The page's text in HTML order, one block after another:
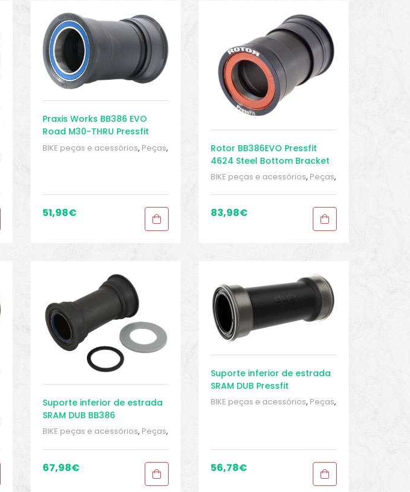
Praxis Works BB386 EVO
Road M30-THRU Pressfit
Bottom Bracket
BIKE peças e acessórios, Peças,
51,98€
Rotor BB386EVO Pressfit
4624 Steel Bottom Bracket
46 x 86,5 mm
BIKE peças e acessórios, Peças,
Inferior
83,98€
Suporte inferior de estrada
SRAM DUB BB386
BIKE peças e acessórios, Peças,
Inferior
67,98€
Suporte inferior de estrada
SRAM DUB Pressfit
BIKE peças e acessórios, Peças,
56,78€